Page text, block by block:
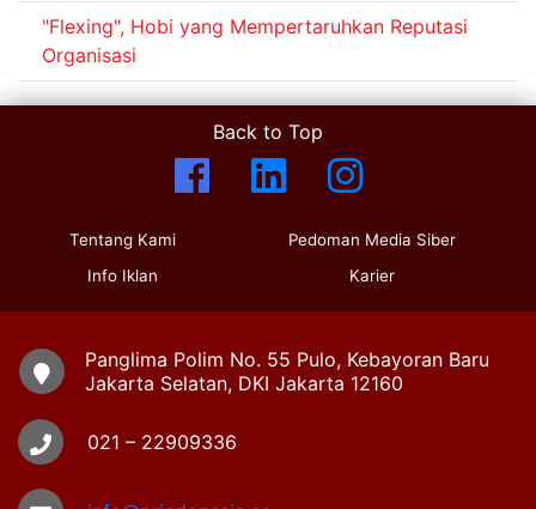
"Flexing", Hobi yang Mempertaruhkan Reputasi
Organisasi
Back to Top
Tentang Kami
Info Iklan
Pedoman Media Siber
Karier
Panglima Polim No. 55 Pulo, Kebayoran Baru
Jakarta Selatan, DKI Jakarta 12160
021 – 22909336